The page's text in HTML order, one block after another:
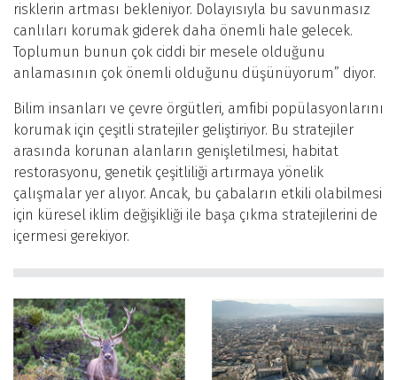
risklerin artması bekleniyor. Dolayısıyla bu savunmasız
canlıları korumak giderek daha önemli hale gelecek.
Toplumun bunun çok ciddi bir mesele olduğunu
anlamasının çok önemli olduğunu düşünüyorum” diyor.
Bilim insanları ve çevre örgütleri, amfibi popülasyonlarını
korumak için çeşitli stratejiler geliştiriyor. Bu stratejiler
arasında korunan alanların genişletilmesi, habitat
restorasyonu, genetik çeşitliliği artırmaya yönelik
çalışmalar yer alıyor. Ancak, bu çabaların etkili olabilmesi
için küresel iklim değişikliği ile başa çıkma stratejilerini de
içermesi gerekiyor.